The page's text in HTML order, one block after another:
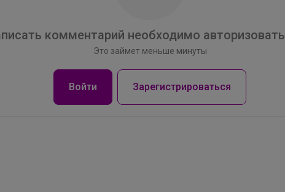
комментарий необходимо
Это займет меньше минуты
Войти Зарегистрироваться